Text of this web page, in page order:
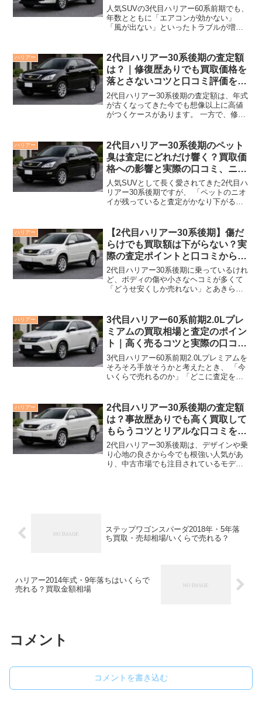
め
人気SUVの3代目ハリアー60系前期でも、
年数とともに「エアコンが効かない」
「風が出ない」といったトラブルが増え
は？」「査定が大きく下がるのでは？」
と不安になりますよね...
ハリアー
2代目ハリアー30系後期の査定額
は？｜修復歴ありでも買取価格を
落とさないコツと口コミ評価を徹
底解説
2代目ハリアー30系後期の査定額は、年式
が古くなってきた今でも想像以上に高値
がつくケースがあります。 一方で、修復
か不安に感じるオーナーも多いはずで
す。 この記事では、...
ハリアー
2代目ハリアー30系後期のペット
臭は査定にどれだけ響く？買取価
格への影響と実際の口コミ、ニオ
イ対策のコツを解説
人気SUVとして長く愛されてきた2代目ハ
リアー30系後期ですが、 「ペットのニオ
イが残っていると査定がかなり下がるの
オーナーの口コミや業者側の本音を踏ま
えてわかりや...
ハリアー
【2代目ハリアー30系後期】傷だ
らけでも買取額は下がらない？実
際の査定ポイントと口コミから見
る高く売るコツ
2代目ハリアー30系後期に乗っているけれ
ど、ボディの傷や小さなヘコミが多くて
「どうせ安くしか売れない」とあきらめ
を押さえれば思った以上の価格がつくこ
とがあります。 こ...
ハリアー
3代目ハリアー60系前期2.0Lプレ
ミアムの買取相場と査定のポイン
ト｜高く売るコツと実際の口コミ
レビュー
3代目ハリアー60系前期2.0Lプレミアムを
そろそろ手放そうかと考えたとき、 「今
いくらで売れるのか」「どこに査定を出
装備、ボディカラー、さらには売るタイ
ミングによっ...
ハリアー
2代目ハリアー30系後期の査定額
は？事故歴ありでも高く買取して
もらうコツとリアルな口コミを解
説
2代目ハリアー30系後期は、デザインや乗
り心地の良さから今でも根強い人気があ
り、中古市場でも注目されているモデル
ステップワゴンスパーダ2018年・5年落
ち買取・売却相場/いくらで売れる？
ハリアー2014年式・9年落ちはいくらで
売れる？買取金額相場
コメント
コメントを書き込む